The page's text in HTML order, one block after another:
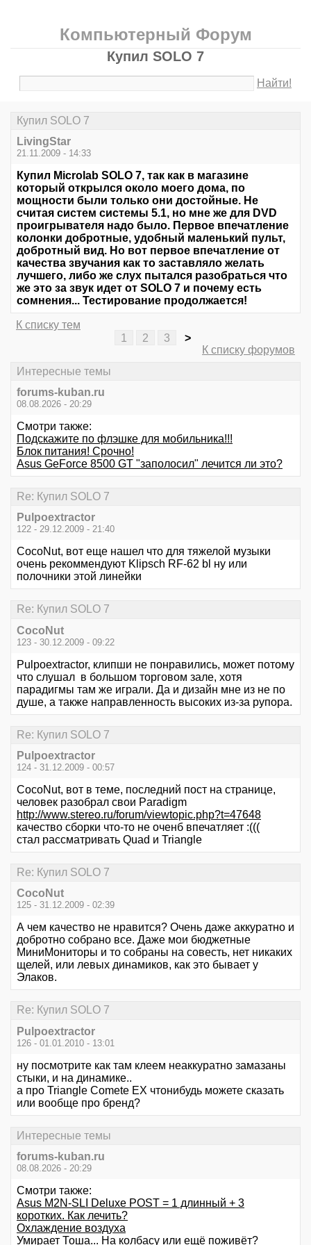
Компьютерный Форум
Купил SOLO 7
Найти!
Купил SOLO 7
LivingStar
21.11.2009 - 14:33
Купил Microlab SOLO 7, так как в магазине
который открылся около моего дома, по
мощности были только они достойные. Не
считая систем системы 5.1, но мне же для DVD
проигрывателя надо было. Первое впечатление
колонки добротные, удобный маленький пульт,
добротный вид. Но вот первое впечатление от
качества звучания как то заставляло желать
лучшего, либо же слух пытался разобраться что
же это за звук идет от SOLO 7 и почему есть
сомнения... Тестирование продолжается!
К списку тем
1
2 3
>
К списку форумов
Интересные темы
forums-kuban.ru
08.08.2026 - 20:29
Смотри также:
Подскажите по флэшке для мобильника!!!
Блок питания! Срочно!
Asus GeForce 8500 GT "заполосил" лечится ли это?
Re: Купил SOLO 7
Pulpoextractor
122 - 29.12.2009 - 21:40
CocoNut, вот еще нашел что для тяжелой музыки
очень рекоммендуют Klipsch RF-62 bl ну или
полочники этой линейки
Re: Купил SOLO 7
CocoNut
123 - 30.12.2009 - 09:22
Pulpoextractor, клипши не понравились, может потому
что слушал в большом торговом зале, хотя
парадигмы там же играли. Да и дизайн мне из не по
душе, а также направленность высоких из-за рупора.
Re: Купил SOLO 7
Pulpoextractor
124 - 31.12.2009 - 00:57
CocoNut, вот в теме, последний пост на странице,
человек разобрал свои Paradigm
http://www.stereo.ru/forum/viewtopic.php?t=47648
качество сборки что-то не оченб впечатляет :(((
стал рассматривать Quad и Triangle
Re: Купил SOLO 7
CocoNut
125 - 31.12.2009 - 02:39
А чем качество не нравится? Очень даже аккуратно и
добротно собрано все. Даже мои бюджетные
МиниМониторы и то собраны на совесть, нет никаких
щелей, или левых динамиков, как это бывает у
Элаков.
Re: Купил SOLO 7
Pulpoextractor
126 - 01.01.2010 - 13:01
ну посмотрите как там клеем неаккуратно замазаны
стыки, и на динамике..
а про Triangle Comete EX чтонибудь можете сказать
или вообще про бренд?
Интересные темы
forums-kuban.ru
08.08.2026 - 20:29
Смотри также:
Asus M2N-SLI Deluxe POST = 1 длинный + 3
коротких. Как лечить?
Охлаждение воздуха
Умирает Тоша... На колбасу или ещё поживёт?